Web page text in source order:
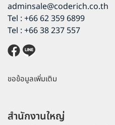
adminsale@coderich.co.th
Tel : +66 62 359 6899
Tel : +66 38 237 557
ขอข้อมูลเพิ่มเติม
สำนักงานใหญ่